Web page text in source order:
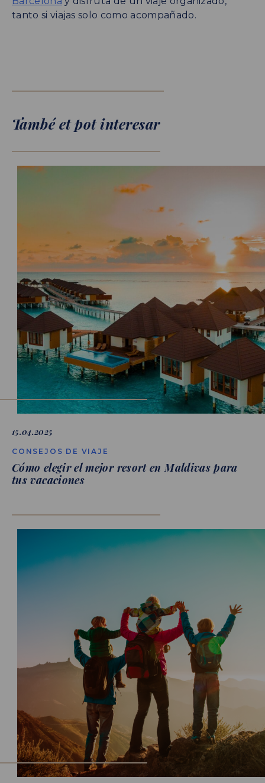
tanto si viajas solo como acompañado.
També et pot interesar
15.04.2025
CONSEJOS DE VIAJE
Cómo elegir el mejor resort en Maldivas para
tus vacaciones